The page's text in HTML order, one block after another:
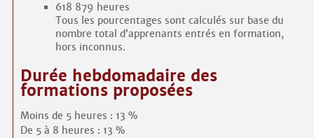
618 879 heures
Tous les pourcentages sont calculés sur base du
nombre total d’apprenants entrés en formation,
hors inconnus.
Durée hebdomadaire des
formations proposées
Moins de 5 heures : 13 %
De 5 à 8 heures : 13 %